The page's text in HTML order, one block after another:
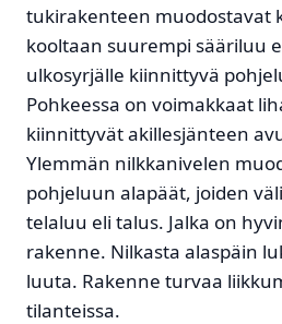
tukirakenteen muodostavat
kooltaan suurempi sääriluu
ulkosyrjälle kiinnittyvä
Pohkeessa on voimakkaat
kiinnittyvät akillesjänteen
Ylemmän nilkkanivelen
pohjeluun alapäät, joiden
telaluu eli talus. Jalka on
rakenne. Nilkasta alaspäin
luuta. Rakenne turvaa
tilanteissa.